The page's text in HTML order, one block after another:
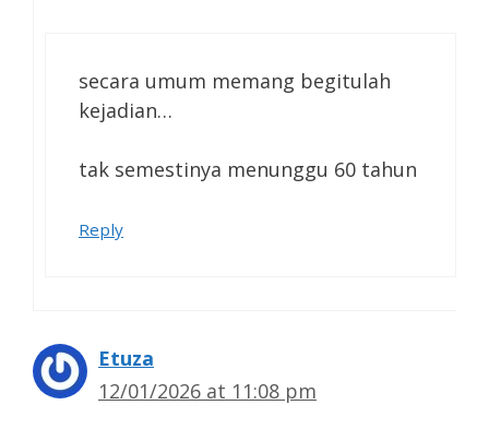
secara umum memang begitulah
kejadian…
tak semestinya menunggu 60 tahun
Reply
Etuza
12/01/2026 at 11:08 pm